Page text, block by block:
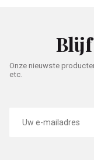
Blijf
Onze nieuwste
etc.
mailadres